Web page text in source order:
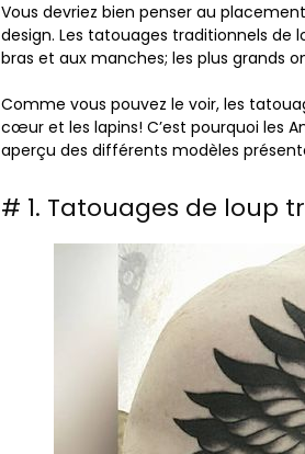
Vous devriez bien penser au
design. Les tatouages ​​traditionnels de
bras et aux manches; les plus grands
Comme vous pouvez le voir, les
cœur et les lapins! C’est pourquoi les
aperçu des différents modèles
# 1. Tatouages ​​de loup